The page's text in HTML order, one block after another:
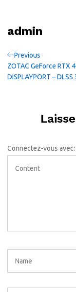
admin
Navigation
de
Previous
Post
Previous
ZOTAC GeForce RTX
DISPLAYPORT – DLSS
Connectez-vous avec: